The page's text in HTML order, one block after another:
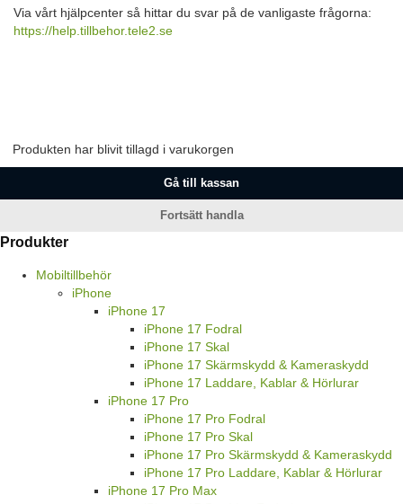
Via vårt hjälpcenter så hittar du svar på de vanligaste frågorna:
https://help.tillbehor.tele2.se
Produkten har blivit tillagd i varukorgen
Gå till kassan
Fortsätt handla
Produkter
Mobiltillbehör
iPhone
iPhone 17
iPhone 17 Fodral
iPhone 17 Skal
iPhone 17 Skärmskydd & Kameraskydd
iPhone 17 Laddare, Kablar & Hörlurar
iPhone 17 Pro
iPhone 17 Pro Fodral
iPhone 17 Pro Skal
iPhone 17 Pro Skärmskydd & Kameraskydd
iPhone 17 Pro Laddare, Kablar & Hörlurar
iPhone 17 Pro Max